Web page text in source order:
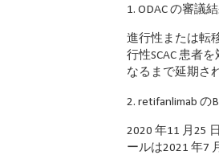
1. ODAC の審議
進行性または転
行性SCAC 患者
なるまで延期さ
2. retifanlimab の
2020 年11 月25
ールは2021 年7